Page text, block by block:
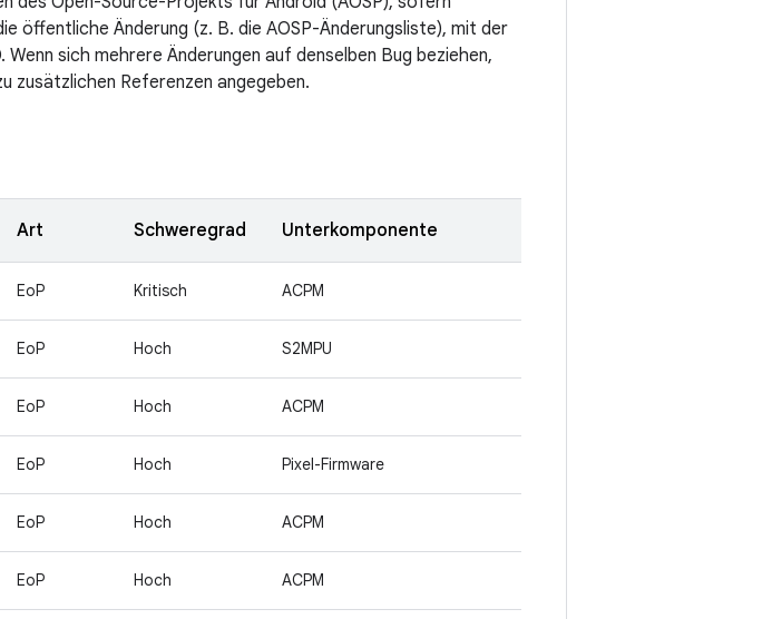
öffentliche Änderung (z. B. die AOSP-Änderungsliste), mit der
sich mehrere Änderungen auf denselben Bug beziehen,
zusätzlichen Referenzen angegeben.
Art Schweregrad Unterkomponente
EoP Kritisch ACPM
EoP Hoch S2MPU
EoP Hoch ACPM
EoP Hoch Pixel-Firmware
EoP Hoch ACPM
EoP Hoch ACPM